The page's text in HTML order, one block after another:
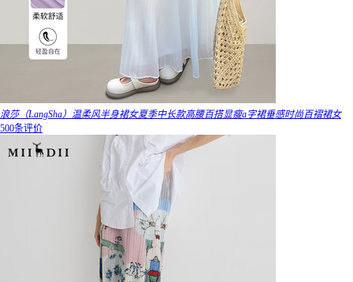
浪莎（LangSha）温柔风半身裙女夏季中长款高腰百搭显瘦a字裙垂感时尚百褶裙女
500条评价